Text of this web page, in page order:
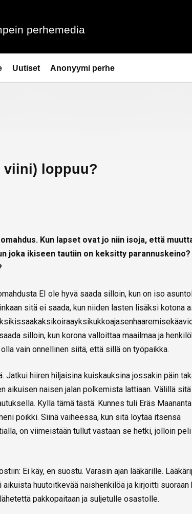
perhemedia
Uutiset Anonyymi perhe
viini) loppuu?
Kun lapset ovat jo niin isoja, että
joka ikiseen tautiin on keksitty parannuskeino?
EI ole hyvä saada silloin, kun on iso
sitä ei saada, kun niiden lasten lisäksi kotona
silloin, kun korona valloittaa maailmaa ja
vain onnellinen siitä, että sillä on työpaikka.
Jatkui hiiren hiljaisina kuiskauksina jossakin päin
aikuisen naisen jalan polkemista lattiaan. Välillä
Kyllä tämä tästä. Kunnes tuli Eräs
poikki. Siinä vaiheessa, kun sitä löytää itsensä
on viimeistään tullut vastaan se hetki, jolloin
Ei käy, en suostu. Varasin ajan lääkärille.
huutoitkevää naishenkilöä ja kirjoitti suoraan
pakkopaitaan ja suljetulle osastolle.